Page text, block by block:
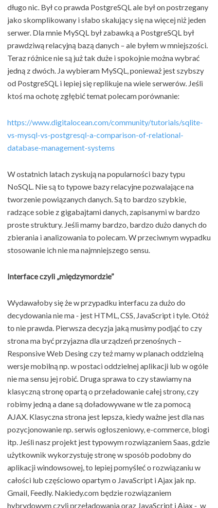
długo nic. Był co prawda PostgreSQL ale był on postrzegany
jako skomplikowany i słabo skalujący się na więcej niż jeden
serwer. Dla mnie MySQL był zabawką a PostgreSQL był
prawdziwą relacyjną bazą danych – ale byłem w mniejszości.
Teraz różnice nie są już tak duże i spokojnie można wybrać
jedną z dwóch. Ja wybieram MySQL, ponieważ jest szybszy
od PostgreSQL i lepiej się replikuje na wiele serwerów. Jeśli
ktoś ma ochotę zgłębić temat polecam porównanie:
https://www.digitalocean.com/community/tutorials/sqlite-
vs-mysql-vs-postgresql-a-comparison-of-relational-
database-management-systems
W ostatnich latach zyskują na popularności bazy typu
NoSQL. Nie są to typowe bazy relacyjne pozwalające na
tworzenie powiązanych danych. Są to bardzo szybkie,
radzące sobie z gigabajtami danych, zapisanymi w bardzo
proste struktury. Jeśli mamy bardzo, bardzo dużo danych do
zbierania i analizowania to polecam. W przeciwnym wypadku
stosowanie ich nie ma najmniejszego sensu.
Interface czyli „międzymordzie”
Wydawałoby się że w przypadku interfacu za dużo do
decydowania nie ma - jest HTML, CSS, JavaScript i tyle. Otóż
to nie prawda. Pierwsza decyzja jaką musimy podjąć to czy
strona ma być przyjazna dla urządzeń przenośnych –
Responsive Web Desing czy też mamy w planach oddzielną
wersje mobilną np. w postaci oddzielnej aplikacji lub w ogóle
nie ma sensu jej robić. Druga sprawa to czy stawiamy na
klasyczną stronę opartą o przeładowanie całej strony, czy
robimy jedną a dane są doładowywane w tle za pomocą
AJAX. Klasyczna strona jest lepsza, kiedy ważne jest dla nas
pozycjonowanie np. serwis ogłoszeniowy, e-commerce, blogi
itp. Jeśli nasz projekt jest typowym rozwiązaniem Saas, gdzie
użytkownik wykorzystuję stronę w sposób podobny do
aplikacji windowsowej, to lepiej pomyśleć o rozwiązaniu w
całości lub częściowo opartym o JavaScript i Ajax jak np.
Gmail, Feedly. Nakiedy.com będzie rozwiązaniem
hybrydowym czyli przeładowania oraz JavaScript i Ajax - w